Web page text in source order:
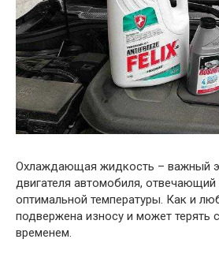
Охлаждающая жидкость – важный
двигателя автомобиля,
оптимальной температуры. Как и
подвержена износу и может терять
временем.